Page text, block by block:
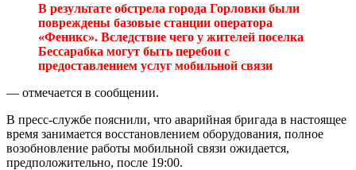
В результате обстрела города Горловки были
повреждены базовые станции оператора
«Феникс». Вследствие чего у жителей поселка
Бессарабка могут быть перебои с
предоставлением услуг мобильной связи
— отмечается в сообщении.
В пресс-службе пояснили, что аварийная бригада в настоящее
время занимается восстановлением оборудования, полное
возобновление работы мобильной связи ожидается,
предположительно, после 19:00.